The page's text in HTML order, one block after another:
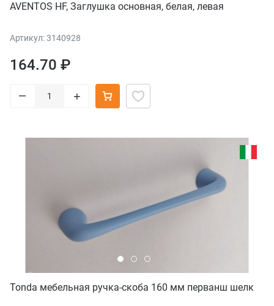
AVENTOS HF, Заглушка основная, белая, левая
Артикул: 3140928
164.70 ₽
– +
Tonda мебельная ручка-скоба 160 мм перванш шелк